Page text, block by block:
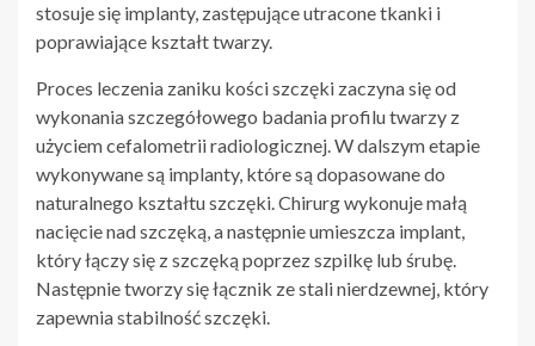
stosuje się implanty, zastępujące utracone tkanki i
poprawiające kształt twarzy.
Proces leczenia zaniku kości szczęki zaczyna się od
wykonania szczegółowego badania profilu twarzy z
użyciem cefalometrii radiologicznej. W dalszym etapie
wykonywane są implanty, które są dopasowane do
naturalnego kształtu szczęki. Chirurg wykonuje małą
nacięcie nad szczęką, a następnie umieszcza implant,
który łączy się z szczęką poprzez szpilkę lub śrubę.
Następnie tworzy się łącznik ze stali nierdzewnej, który
zapewnia stabilność szczęki.